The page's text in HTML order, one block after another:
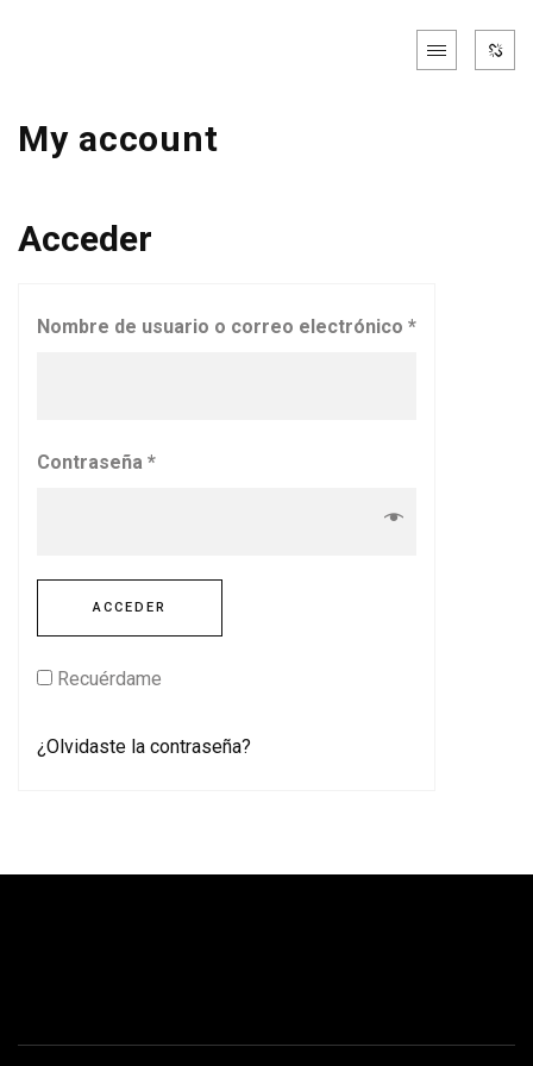
My account
Acceder
Nombre de usuario o correo electrónico *
Contraseña *
Recuérdame
¿Olvidaste la contraseña?